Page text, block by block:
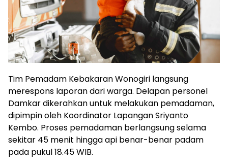
Tim Pemadam Kebakaran Wonogiri langsung
merespons laporan dari warga. Delapan personel
Damkar dikerahkan untuk melakukan pemadaman,
dipimpin oleh Koordinator Lapangan Sriyanto
Kembo. Proses pemadaman berlangsung selama
sekitar 45 menit hingga api benar-benar padam
pada pukul 18.45 WIB.